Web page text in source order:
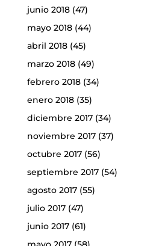
junio 2018(47)
mayo 2018(44)
abril 2018(45)
marzo 2018(49)
febrero 2018(34)
enero 2018(35)
diciembre 2017(34)
noviembre 2017(37)
octubre 2017(56)
septiembre 2017(54)
agosto 2017(55)
julio 2017(47)
junio 2017(61)